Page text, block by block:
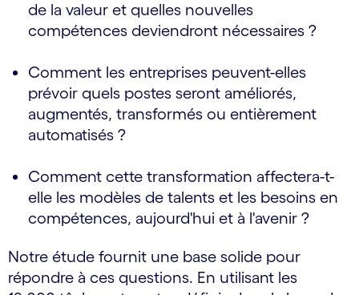
de la valeur et quelles nouvelles
compétences deviendront nécessaires ?
Comment les entreprises peuvent-elles
prévoir quels postes seront améliorés,
augmentés, transformés ou entièrement
automatisés ?
Comment cette transformation affectera-t-
elle les modèles de talents et les besoins en
compétences, aujourd'hui et à l'avenir ?
Notre étude fournit une base solide pour
répondre à ces questions. En utilisant les